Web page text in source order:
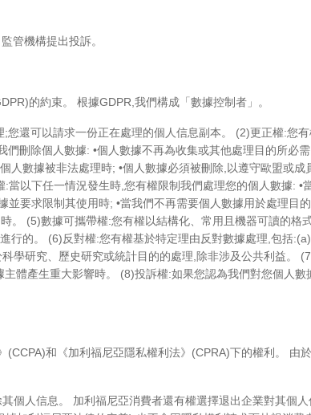
管機構提出投訴。
的約束。 根據GDPR,我們構成「數據控制者」。
還可以請求一份正在處理的個人信息副本。 (2)更正權:您
刪除個人數據: •個人數據不再為收集或其他處理目的所必
數據被非法處理時; •個人數據必須被刪除,以遵守歐盟或
以下任一情況發生時,您有權限制我們處理您的個人數據: •
要求限制其使用時; •當我們不再需要個人數據用於處理目
。 (5)數據可攜帶權:您有權以結構化、常用且機器可讀的格
的。 (6)反對權:您有權基於特定理由反對數據處理,包括
學研究、歷史研究或統計目的的處理,除非涉及公共利益。
體產生重大影響時。 (8)投訴權:如果您認為我們對您個人
和《加利福尼亞隱私權利法》(CPRA)下的權利。 由
個人信息。 加利福尼亞消費者還有權選擇退出企業對其個